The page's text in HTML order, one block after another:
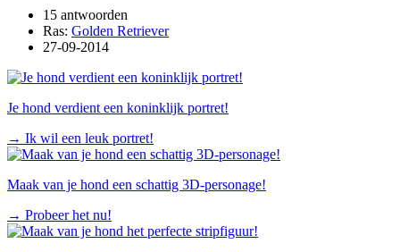
15 antwoorden
Ras: Golden Retriever
27-09-2014
Je hond verdient een koninklijk portret!
→ Ik wil een leuk portret!
Maak van je hond een schattig 3D-personage!
→ Probeer het nu!